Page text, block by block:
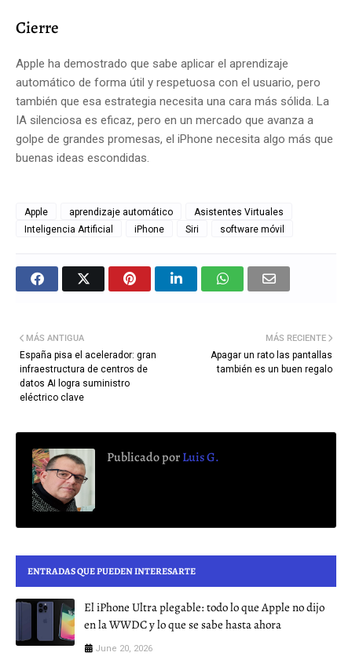
Cierre
Apple ha demostrado que sabe aplicar el aprendizaje
automático de forma útil y respetuosa con el usuario, pero
también que esa estrategia necesita una cara más sólida. La
IA silenciosa es eficaz, pero en un mercado que avanza a
golpe de grandes promesas, el iPhone necesita algo más que
buenas ideas escondidas.
Apple aprendizaje automático
Asistentes Virtuales
Inteligencia Artificial
iPhone Siri software móvil
MÁS RECIENTE
Apagar un rato las pantallas
también es un buen regalo
MÁS ANTIGUA
España pisa el acelerador: gran
infraestructura de centros de
datos AI logra suministro
eléctrico clave
Publicado porLuis G.
ENTRADAS QUE PUEDEN INTERESARTE
El iPhone Ultra plegable: todo lo que Apple no dijo
en la WWDC y lo que se sabe hasta ahora
June 20, 2026